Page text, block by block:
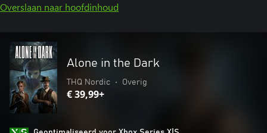
Overslaan naar hoofdinhoud
Alone in the Dark
THQ Nordic • Overig
€ 39,99+